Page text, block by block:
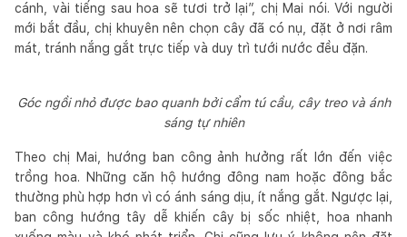
cánh, vài tiếng sau hoa sẽ tươi trở lại”, chị Mai nói. Với người
mới bắt đầu, chị khuyên nên chọn cây đã có nụ, đặt ở nơi râm
mát, tránh nắng gắt trực tiếp và duy trì tưới nước đều đặn.
Góc ngồi nhỏ được bao quanh bởi cẩm tú cầu, cây treo và ánh
sáng tự nhiên
Theo chị Mai, hướng ban công ảnh hưởng rất lớn đến việc
trồng hoa. Những căn hộ hướng đông nam hoặc đông bắc
thường phù hợp hơn vì có ánh sáng dịu, ít nắng gắt. Ngược lại,
ban công hướng tây dễ khiến cây bị sốc nhiệt, hoa nhanh